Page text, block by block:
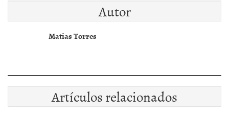
Autor
Matias Torres
Artículos relacionados